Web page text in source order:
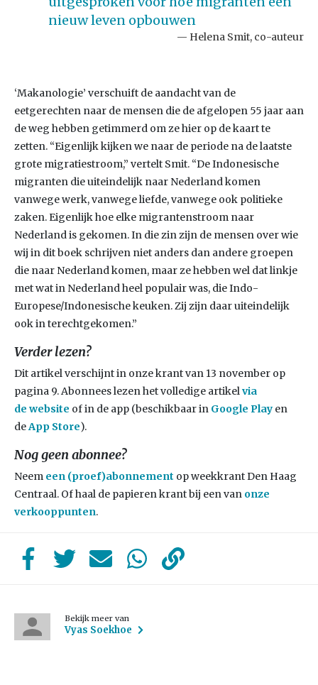
nieuw leven opbouwen
Helena Smit, co-auteur
‘Makanologie’ verschuift de aandacht van de
eetgerechten naar de mensen die de afgelopen 55 jaar aan
de weg hebben getimmerd om ze hier op de kaart te
zetten. “Eigenlijk kijken we naar de periode na de laatste
grote migratiestroom,” vertelt Smit. “De Indonesische
migranten die uiteindelijk naar Nederland komen
vanwege werk, vanwege liefde, vanwege ook politieke
zaken. Eigenlijk hoe elke migrantenstroom naar
Nederland is gekomen. In die zin zijn de mensen over wie
wij in dit boek schrijven niet anders dan andere groepen
die naar Nederland komen, maar ze hebben wel dat linkje
met wat in Nederland heel populair was, die Indo-
Europese/Indonesische keuken. Zij zijn daar uiteindelijk
ook in terechtgekomen.”
Verder lezen?
Dit artikel verschijnt in onze krant van 13 november op
pagina 9. Abonnees lezen het volledige artikelvia
de website of in de app (beschikbaar in Google Play en
deApp Store).
Nog geen abonnee?
Neem een (proef)abonnement op weekkrant Den Haag
Centraal. Of haal de papieren krant bij een van onze
verkooppunten.
Bekijk meer van
Vyas Soekhoe